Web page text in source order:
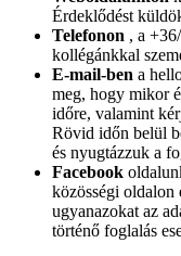
Érdeklődést
Telefonon , a
kollégánkkal
E-mail-ben a
meg, hogy mikor
időre, valamint
Rövid időn belül
és nyugtázzuk a
Facebook
közösségi oldalon
ugyanazokat az
történő foglalás